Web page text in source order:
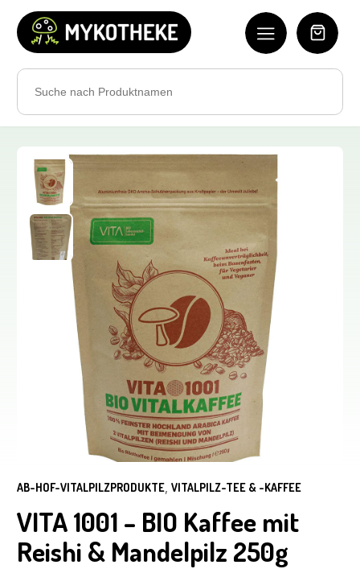
for:
AB-HOF-VITALPILZPRODUKTE VITALPILZ-TEE & -KAFFEE
VITA 1001 – BIO Kaffee mit
Reishi & Mandelpilz 250g